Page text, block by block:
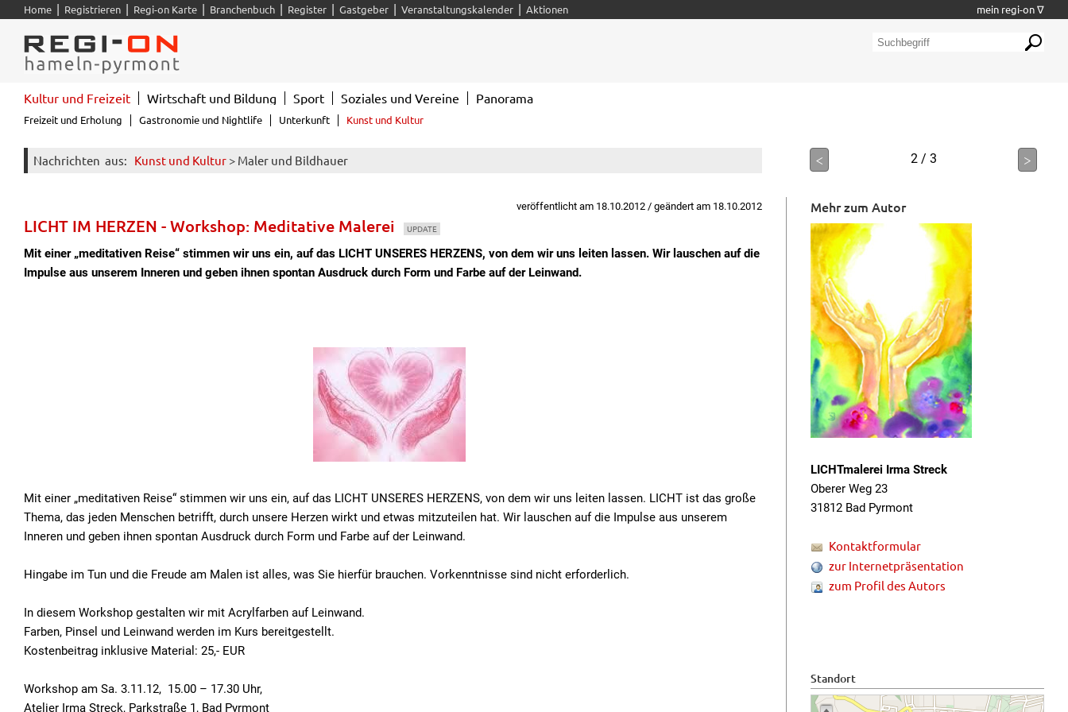
Nachrichten aus: Kunst und Kultur > Maler und Bildhauer < 2 / 3 >
veröffentlicht am 18.10.2012 / geändert am 18.10.2012
LICHT IM HERZEN - Workshop: Meditative Malerei UPDATE
Mit einer „meditativen Reise“ stimmen wir uns ein, auf das LICHT UNSERES HERZENS, von dem wir uns leiten lassen. Wir lauschen auf die
Impulse aus unserem Inneren und geben ihnen spontan Ausdruck durch Form und Farbe auf der Leinwand.
Mit einer „meditativen Reise“ stimmen wir uns ein, auf das LICHT UNSERES HERZENS, von dem wir uns leiten lassen. LICHT ist das große
Thema, das jeden Menschen betrifft, durch unsere Herzen wirkt und etwas mitzuteilen hat. Wir lauschen auf die Impulse aus unserem
Inneren und geben ihnen spontan Ausdruck durch Form und Farbe auf der Leinwand.
Hingabe im Tun und die Freude am Malen ist alles, was Sie hierfür brauchen. Vorkenntnisse sind nicht erforderlich.
In diesem Workshop gestalten wir mit Acrylfarben auf Leinwand.
Farben, Pinsel und Leinwand werden im Kurs bereitgestellt.
Kostenbeitrag inklusive Material: 25,- EUR
Workshop am Sa. 3.11.12, 15.00 – 17.30 Uhr,
Atelier Irma Streck, Parkstraße 1, Bad Pyrmont
Mehr zum Autor
LICHTmalerei Irma Streck
Oberer Weg 23
31812 Bad Pyrmont
Kontaktformular
zur Internetpräsentation
zum Profil des Autors
Standort
Home | Registrieren | Regi-on Karte | Branchenbuch | Register | Gastgeber | Veranstaltungskalender | Aktionen mein regi-on ∇
Kultur und Freizeit
Freizeit und Erholung Gastronomie und Nightlife Unterkunft Kunst und Kultur
Wirtschaft und Bildung Sport Soziales und Vereine Panorama